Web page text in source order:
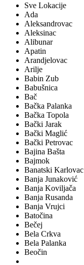
Sve Lokacije
Ada
Aleksandrovac
Aleksinac
Alibunar
Apatin
Arandjelovac
Arilje
Babin Zub
Babušnica
Bač
Bačka Palanka
Bačka Topola
Bački Jarak
Bački Maglić
Bački Petrovac
Bajina Bašta
Bajmok
Banatski Karlovac
Banja Junaković
Banja Koviljača
Banja Rusanda
Banja Vrujci
Batočina
Bečej
Bela Crkva
Bela Palanka
Beočin